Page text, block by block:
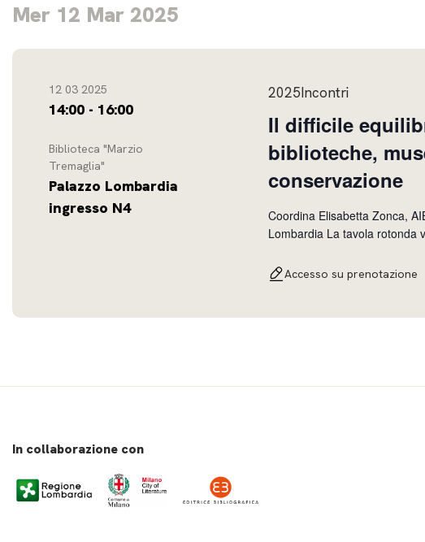
Mer 12 Mar 2025
12 03 2025
14:00 - 16:00
Biblioteca "Marzio
Tremaglia"
Palazzo Lombardia
ingresso N4
2025Incontri
Il difficile
biblioteche,
conservazione
Coordina Elisabetta Zonca,
Lombardia La tavola rotonda vedrà la partecipazione di bibliotecari, archivisti, operatori
aree non prettamente
Accesso su prenotazione
In collaborazione con